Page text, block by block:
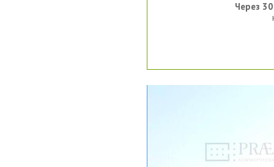
Через